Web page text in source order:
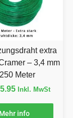
extra
– 3,4 mm
Meter
Inkl. MwSt
Mehr info